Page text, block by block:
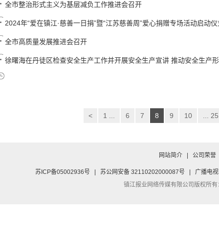
全市整治形式主义为基层减负工作推进会召开
2024年“爱在镇江·慈善一日捐”暨“江苏慈善周”爱心捐赠专场活动启动
全市高质量发展推进会召开
徐曙海在丹徒区检查安全生产工作并开展安全生产宣讲 推动安全生产
< 1 ... 6 7 8 9 10 ... 25
网站简介 公司荣誉
苏ICP备05002936号 苏公网安备 32110202000087号
广播电
镇江报业网络传媒有限公司版权所